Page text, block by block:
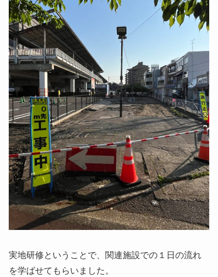
実地研修ということで、関連施設での１日の流れ
を学ばせてもらいました。